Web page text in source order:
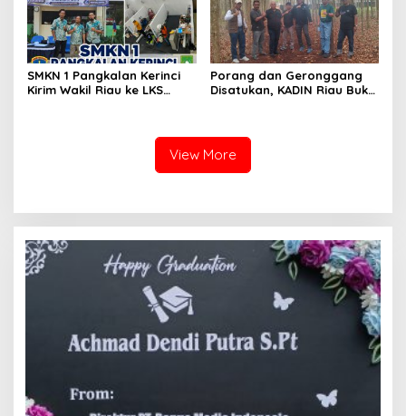
SMKN 1 Pangkalan Kerinci
Kirim Wakil Riau ke LKS
Porang dan Geronggang
Disatukan, KADIN Riau Buka
View More